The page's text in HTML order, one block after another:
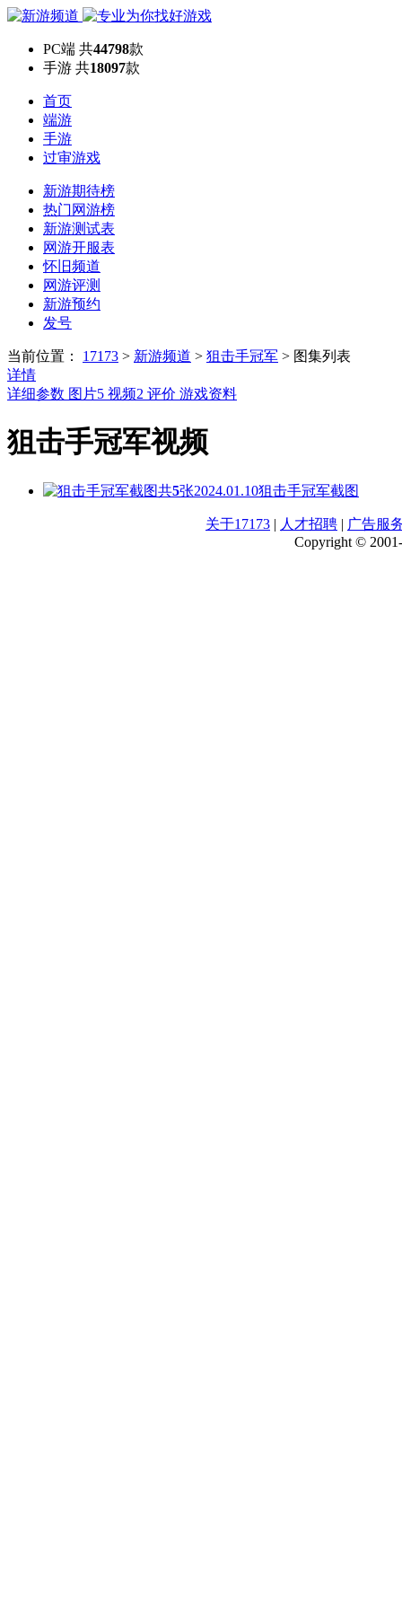
PC端 共44798款
手游 共18097款
首页
端游
手游
过审游戏
新游期待榜
热门网游榜
新游测试表
网游开服表
怀旧频道
网游评测
新游预约
发号
当前位置： 17173 > 新游频道 > 狙击手冠军 > 图集列表
详情
详细参数 图片5 视频2 评价 游戏资料
狙击手冠军视频
共5张2024.01.10狙击手冠军截图
关于17173 | 人才招聘 | 广告服
Copyright ©